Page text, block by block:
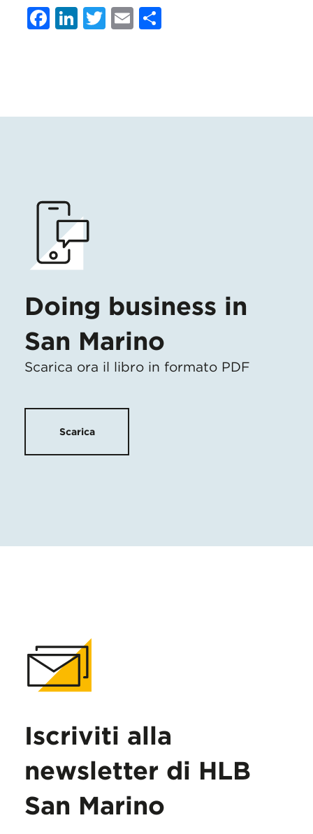
Facebook
LinkedIn
Twitter
Email
Doing business in
San Marino
Scarica ora il libro in formato PDF
Scarica
Iscriviti alla
newsletter di HLB
San Marino